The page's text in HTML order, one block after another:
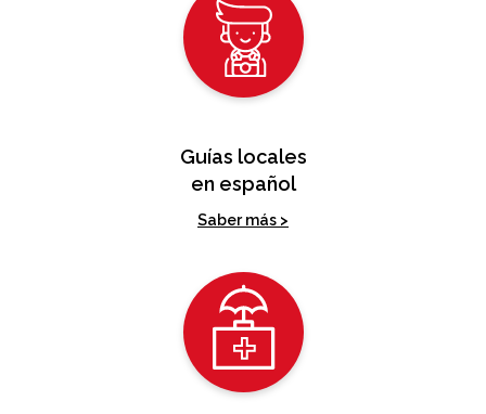
Guías locales
en español
Saber más >